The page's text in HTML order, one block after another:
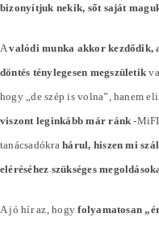
bizonyítjuk nekik, sőt saját
Avalódi munka akkor kezdődik,
döntés ténylegesen megszületik
hogy „de szép is volna”, hanem
viszont leginkább már ránk -
tanácsadókrahárul, hiszen mi
eléréséhez szükséges
A jó hír az, hogyfolyamatosan